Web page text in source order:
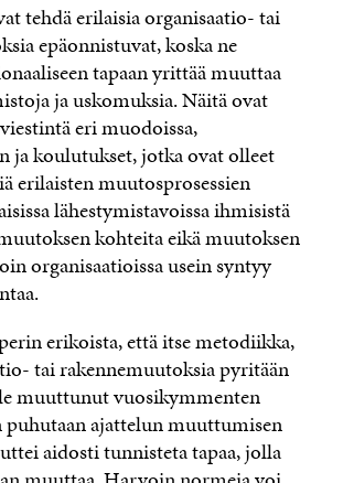
tehdäerilaisia organisaatio- tai
epäonnistuvat, koska ne
tapaan yrittäämuuttaa
ja uskomuksia. Näitäovat
äeri muodoissa,
ja koulutukset, jotka ovat olleet
äerilaisten muutosprosessien
lähestymistavoissa ihmisistä
kohteita eikämuutoksen
organisaatioissa usein syntyy
erikoista, ettäitse metodiikka,
tai rakennemuutoksia pyritään
muuttunut vuosikymmenten
puhutaan ajattelun muuttumisen
aidosti tunnisteta tapaa, jolla